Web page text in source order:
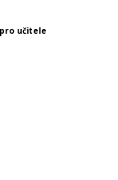
učitele